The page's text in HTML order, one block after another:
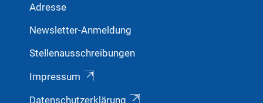
Adresse
Newsletter-Anmeldung
Stellenausschreibungen
Impressum
Datenschutzerklärung